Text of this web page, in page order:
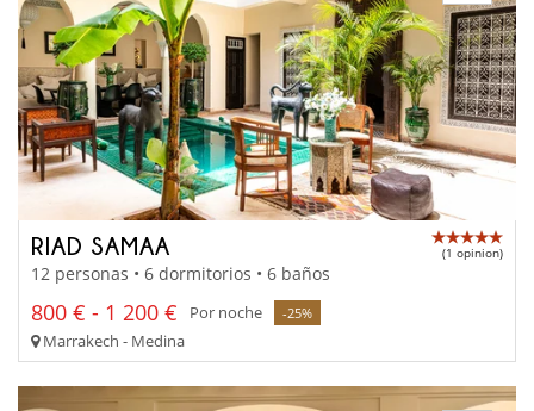
RIAD SAMAA (1 opinion)
12 personas • 6 dormitorios • 6 baños
800 € - 1 200 € Por noche -25%
Marrakech - Medina